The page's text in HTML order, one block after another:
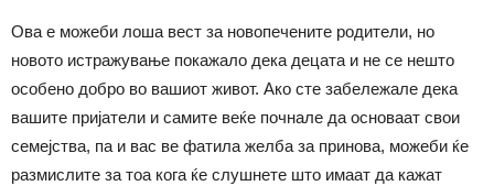
Ова е можеби лоша вест за новопечените родители, но
новото истражување покажало дека децата и не се нешто
особено добро во вашиот живот. Ако сте забележале дека
вашите пријатели и самите веќе почнале да основаат свои
семејства, па и вас ве фатила желба за принова, можеби ќе
размислите за тоа кога ќе слушнете што имаат да кажат